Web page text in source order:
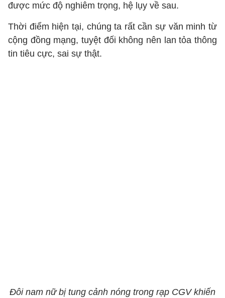
được mức độ nghiêm trọng, hệ lụy về sau.
Thời điểm hiện tại, chúng ta rất cần sự văn minh từ
cộng đồng mạng, tuyệt đối không nên lan tỏa thông
tin tiêu cực, sai sự thật.
Đôi nam nữ bị tung cảnh nóng trong rạp CGV khiến